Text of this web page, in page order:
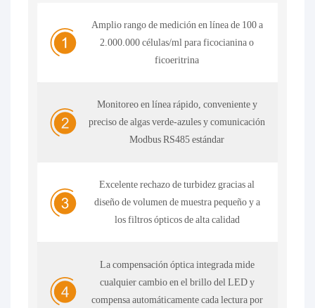
Amplio rango de medición en línea de 100 a
2.000.000 células/ml para ficocianina o
ficoeritrina
Monitoreo en línea rápido, conveniente y
preciso de algas verde-azules y comunicación
Modbus RS485 estándar
Excelente rechazo de turbidez gracias al
diseño de volumen de muestra pequeño y a
los filtros ópticos de alta calidad
La compensación óptica integrada mide
cualquier cambio en el brillo del LED y
compensa automáticamente cada lectura por